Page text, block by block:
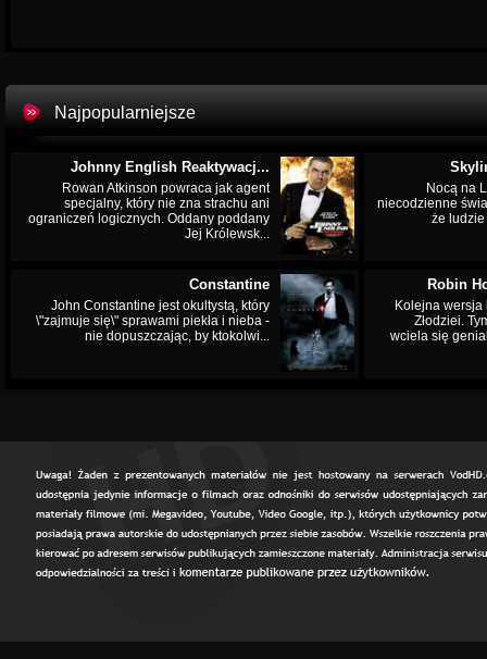
Najpopularniejsze
Johnny English Reaktywacj...
Rowan Atkinson powraca jak agent
specjalny, który nie zna strachu ani
ograniczeń logicznych. Oddany poddany
Jej Królewsk...
Nocą na
niecodzienne
że
Constantine
John Constantine jest okultystą, który
\"zajmuje się\" sprawami piekła i nieba -
nie dopuszczając, by ktokolwi...
Robin
Kolejna wersja
Złodziei.
wciela się